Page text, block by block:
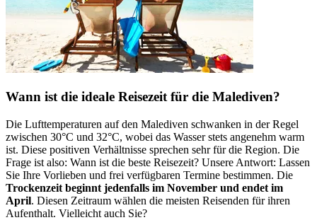
Wann ist die ideale Reisezeit für die Malediven?
Die Lufttemperaturen auf den Malediven schwanken in der Regel
zwischen 30°C und 32°C, wobei das Wasser stets angenehm warm
ist. Diese positiven Verhältnisse sprechen sehr für die Region. Die
Frage ist also: Wann ist die beste Reisezeit? Unsere Antwort: Lassen
Sie Ihre Vorlieben und frei verfügbaren Termine bestimmen. Die
Trockenzeit beginnt jedenfalls im November und endet im
April. Diesen Zeitraum wählen die meisten Reisenden für ihren
Aufenthalt. Vielleicht auch Sie?